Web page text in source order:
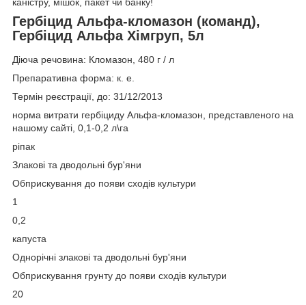
Гербіцид Альфа-кломазон (команд),
Гербіцид Альфа Хімгруп, 5л
Діюча речовина: Кломазон, 480 г / л
Препаративна форма: к. е.
Термін реєстрації, до: 31/12/2013
норма витрати гербіциду Альфа-кломазон, представленого на
нашому сайті, 0,1-0,2 л\га
ріпак
Злакові та дводольні бур'яни
Обприскування до появи сходів культури
1
0,2
капуста
Однорічні злакові та дводольні бур'яни
Обприскування грунту до появи сходів культури
20